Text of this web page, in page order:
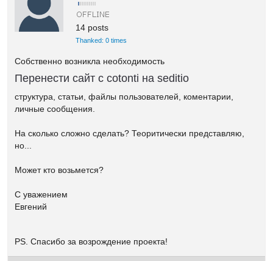
14 posts
Thanked: 0 times
Собственно возникла необходимость
Перенести сайт с cotonti на seditio
структура, статьи, файлы пользователей, коментарии,
личные сообщения.
На сколько сложно сделать? Теоритически представляю,
но...
Может кто возьмется?
С уважением
Евгений
PS. Спасибо за возрождение проекта!